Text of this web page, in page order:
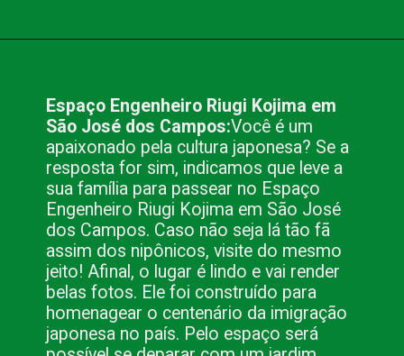
Espaço Engenheiro Riugi Kojima em
São José dos Campos:Você é um
apaixonado pela cultura japonesa? Se a
resposta for sim, indicamos que leve a
sua família para passear no Espaço
Engenheiro Riugi Kojima em São José
dos Campos. Caso não seja lá tão fã
assim dos nipônicos, visite do mesmo
jeito! Afinal, o lugar é lindo e vai render
belas fotos. Ele foi construído para
homenagear o centenário da imigração
japonesa no país. Pelo espaço será